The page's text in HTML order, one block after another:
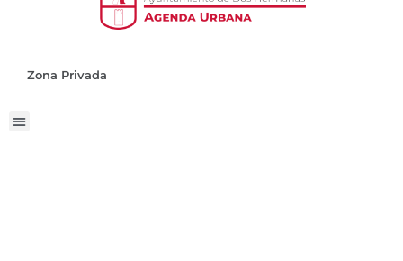
Zona Privada